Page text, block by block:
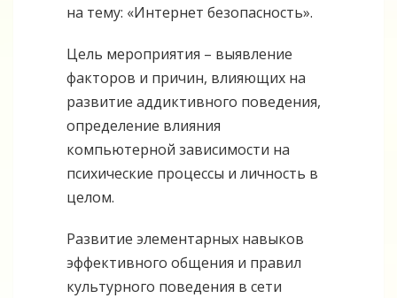
на тему: «Интернет безопасность».
Цель мероприятия – выявление
факторов и причин, влияющих на
развитие аддиктивного поведения,
определение влияния
компьютерной зависимости на
психические процессы и личность в
целом.
Развитие элементарных навыков
эффективного общения и правил
культурного поведения в сети